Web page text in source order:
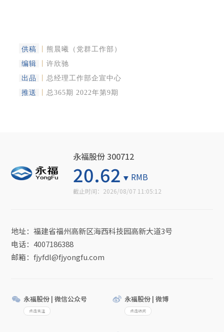
供稿 熊晨曦 （党群工作部）
编辑
丨许欣驰
出品
丨总经理工作部企宣中心
推送
丨总365期 2022年第9期
永福股份 300712
20.62 RMB
截止时间： 2026/08/07 11:05:12
地址：福建省福州高新区海西科技园高新大道3号
电话：4007186388
邮箱：fjyfdl@fjyongfu.com
永福股份 | 微信公众号
点击关注
永福股份 | 微博
点击访问